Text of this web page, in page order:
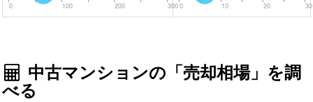
0 100 200 3000 10 20 30
中古マンションの「売却相場」を調
べる